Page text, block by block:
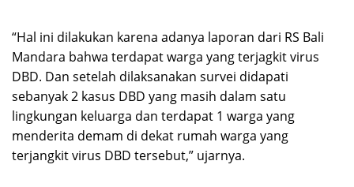
“Hal ini dilakukan karena adanya laporan dari RS Bali
Mandara bahwa terdapat warga yang terjagkit virus
DBD. Dan setelah dilaksanakan survei didapati
sebanyak 2 kasus DBD yang masih dalam satu
lingkungan keluarga dan terdapat 1 warga yang
menderita demam di dekat rumah warga yang
terjangkit virus DBD tersebut,” ujarnya.